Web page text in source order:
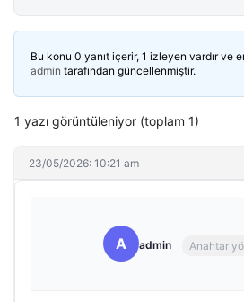
Bu konu 0 yanıt içerir, 1 izleyen vardır ve
admin tarafından güncellenmiştir.
1 yazı görüntüleniyor (toplam 1)
23/05/2026: 10:21 am
A admin Anahtar